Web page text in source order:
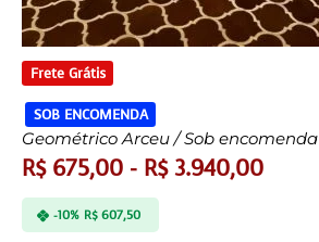
Frete Grátis
SOB ENCOMENDA
Geométrico Arceu / Sob encomenda
R$675,00 - R$3.940,00
-10% R$607,50